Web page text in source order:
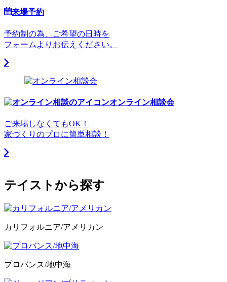
来場予約
予約制の為、ご希望の日時を
フォームよりお伝えください。
オンライン相談会
ご来場しなくてもOK！
家づくりのプロに簡単相談！
テイストから探す
カリフォルニア/アメリカン
プロバンス/地中海